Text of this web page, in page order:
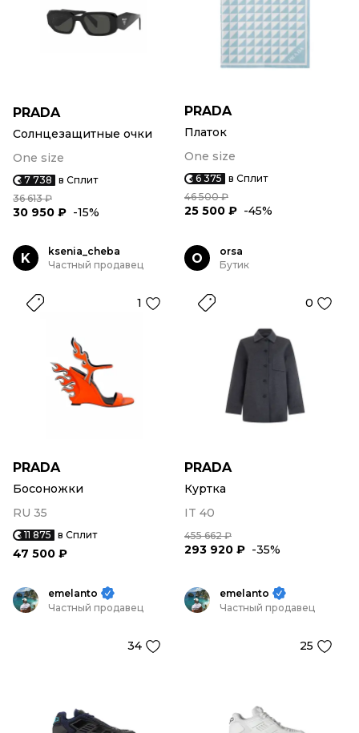
PRADA
Солнцезащитные очки
One size
7 738 в Сплит
36 613 ₽
30 950 ₽ -15%
PRADA
Платок
One size
6 375 в Сплит
46 500 ₽
25 500 ₽ -45%
K
ksenia_cheba
Частный продавец
1
PRADA
Босоножки
RU 35
11 875 в Сплит
47 500 ₽
O
orsa
Бутик
0
PRADA
Куртка
IT 40
455 662 ₽
293 920 ₽ -35%
emelanto
Частный продавец
34
emelanto
Частный продавец
25